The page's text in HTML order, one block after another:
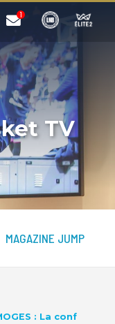
TV
MAGAZINE JUMP
: La conf